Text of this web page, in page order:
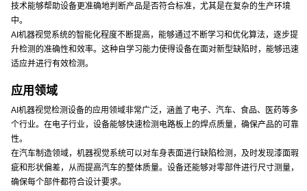
技术能够帮助设备更准确地判断产品是否符合标准，尤其是在复杂的生产环境
中。
AI机器视觉系统的智能化程度不断提高，能够通过不断学习和优化算法，逐步提
升检测的准确性和效率。这种自学习能力使得设备在面对新型缺陷时，能够迅速
适应并进行有效检测。
应用领域
AI机器视觉检测设备的应用领域非常广泛，涵盖了电子、汽车、食品、医药等多
个行业。在电子行业，设备能够快速检测电路板上的焊点质量，确保产品的可靠
性。
在汽车制造领域，机器视觉系统可以对车身表面进行缺陷检测，及时发现漆面瑕
疵和形状偏差，从而提高汽车的整体质量。设备还能够对零部件进行尺寸测量，
确保每个部件都符合设计要求。